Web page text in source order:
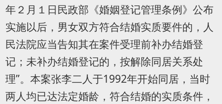
年２月１日民政部《婚姻登记管理条例》公布
实施以后，男女双方符合结婚实质要件的，人
民法院应当告知其在案件受理前补办结婚登
记；未补办结婚登记的，按解除同居关系处
理”。本案张李二人于1992年开始同居，当时
两人均已达法定婚龄，符合结婚的实质条件，